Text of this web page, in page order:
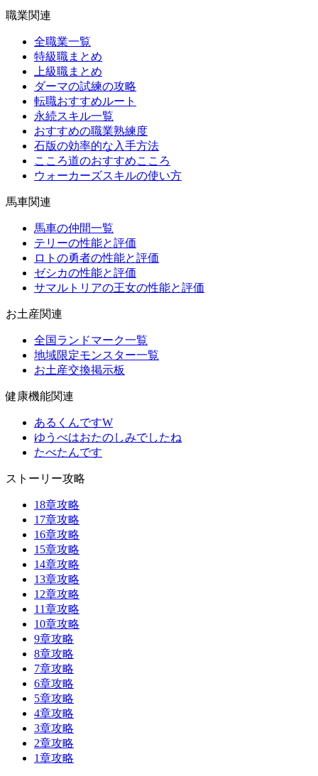
職業関連
全職業一覧
特級職まとめ
上級職まとめ
ダーマの試練の攻略
転職おすすめルート
永続スキル一覧
おすすめの職業熟練度
石版の効率的な入手方法
こころ道のおすすめこころ
ウォーカーズスキルの使い方
馬車関連
馬車の仲間一覧
テリーの性能と評価
ロトの勇者の性能と評価
ゼシカの性能と評価
サマルトリアの王女の性能と評価
お土産関連
全国ランドマーク一覧
地域限定モンスター一覧
お土産交換掲示板
健康機能関連
あるくんですW
ゆうべはおたのしみでしたね
たべたんです
ストーリー攻略
18章攻略
17章攻略
16章攻略
15章攻略
14章攻略
13章攻略
12章攻略
11章攻略
10章攻略
9章攻略
8章攻略
7章攻略
6章攻略
5章攻略
4章攻略
3章攻略
2章攻略
1章攻略